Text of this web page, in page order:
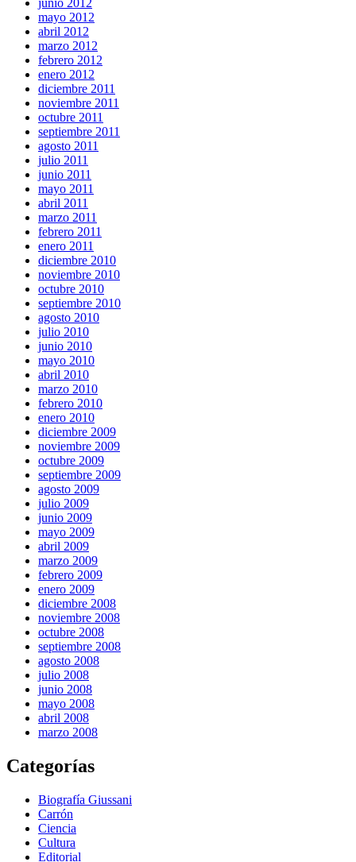
junio 2012
mayo 2012
abril 2012
marzo 2012
febrero 2012
enero 2012
diciembre 2011
noviembre 2011
octubre 2011
septiembre 2011
agosto 2011
julio 2011
junio 2011
mayo 2011
abril 2011
marzo 2011
febrero 2011
enero 2011
diciembre 2010
noviembre 2010
octubre 2010
septiembre 2010
agosto 2010
julio 2010
junio 2010
mayo 2010
abril 2010
marzo 2010
febrero 2010
enero 2010
diciembre 2009
noviembre 2009
octubre 2009
septiembre 2009
agosto 2009
julio 2009
junio 2009
mayo 2009
abril 2009
marzo 2009
febrero 2009
enero 2009
diciembre 2008
noviembre 2008
octubre 2008
septiembre 2008
agosto 2008
julio 2008
junio 2008
mayo 2008
abril 2008
marzo 2008
Categorías
Biografía Giussani
Carrón
Ciencia
Cultura
Editorial